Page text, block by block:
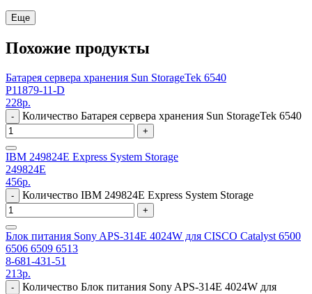
Еще
Похожие продукты
Батарея сервера хранения Sun StorageTek 6540
P11879-11-D
228р.
- Количество Батарея сервера хранения Sun StorageTek 6540
+
IBM 249824E Express System Storage
249824E
456р.
- Количество IBM 249824E Express System Storage
+
Блок питания Sony APS-314E 4024W для CISCO Catalyst 6500
6506 6509 6513
8-681-431-51
213р.
-
Количество Блок питания Sony APS-314E 4024W для